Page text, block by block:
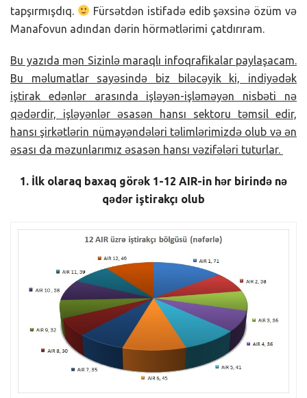
tapşırmışdıq.
Fürsətdən istifadə edib şəxsinə özüm və
Manafovun adından dərin hörmətlərimi çatdırıram.
Bu yazıda mən Sizinlə maraqlı infoqrafikalar paylaşacam.
Bu məlumatlar sayəsində biz biləcəyik ki, indiyədək
iştirak edənlər arasında işləyən-işləməyən nisbəti nə
qədərdir, işləyənlər əsasən hansı sektoru təmsil edir,
hansı şirkətlərin nümayəndələri təlimlərimizdə olub və ən
əsası da məzunlarımız əsasən hansı vəzifələri tuturlar.
1. İlk olaraq baxaq görək 1-12 AIR-in hər birində nə
qədər iştirakçı olub